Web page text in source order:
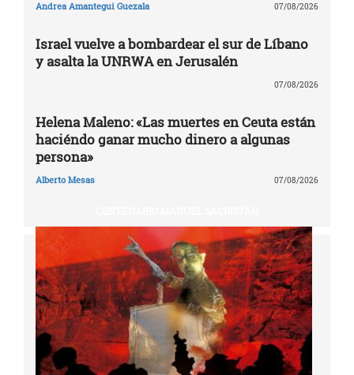
Andrea Amantegui Guezala 07/08/2026
Israel vuelve a bombardear el sur de Líbano
y asalta la UNRWA en Jerusalén
07/08/2026
Helena Maleno: «Las muertes en Ceuta están
haciéndo ganar mucho dinero a algunas
persona»
Alberto Mesas 07/08/2026